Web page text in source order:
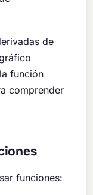
de
función
comprender
funciones: